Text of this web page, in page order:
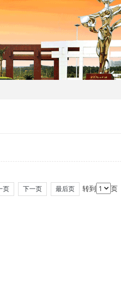
页 下一页 最后页 转到 页